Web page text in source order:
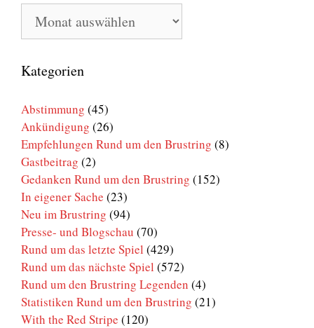
Bisher
auf
Rund
den
Brustring
Kategorien
Abstimmung (45)
Ankündigung (26)
Empfehlungen Rund um den Brustring (8)
Gastbeitrag (2)
Gedanken Rund um den Brustring (152)
In eigener Sache (23)
Neu im Brustring (94)
Presse- und Blogschau (70)
Rund um das letzte Spiel (429)
Rund um das nächste Spiel (572)
Rund um den Brustring Legenden (4)
Statistiken Rund um den Brustring (21)
With the Red Stripe (120)